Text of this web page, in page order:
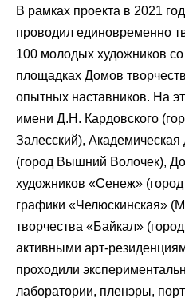
В рамках проекта в 2021
проводил единовременно
100 молодых художников
площадках Домов
опытных наставников. На
имени Д.Н. Кардовского
Залесский),
(город Вышний Волочек),
художников «Сенеж»
графики «Челюскинская»
творчества «Байкал»
активными арт-
проходили
лаборатории, пленэры,